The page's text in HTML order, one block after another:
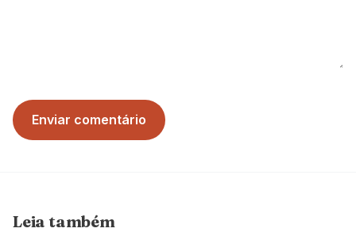
Enviar comentário
Leia também